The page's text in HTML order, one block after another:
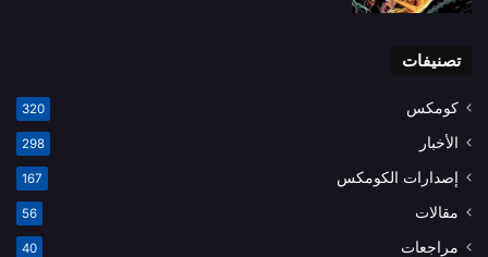
تصنيفات
كومكس 320
الأخبار 298
إصدارات الكومكس 167
مقالات 56
مراجعات 40